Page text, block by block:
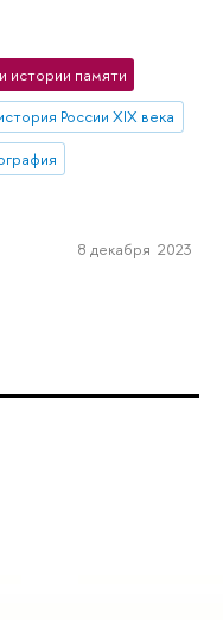
истории памяти
России XIX века
8 декабря 2023